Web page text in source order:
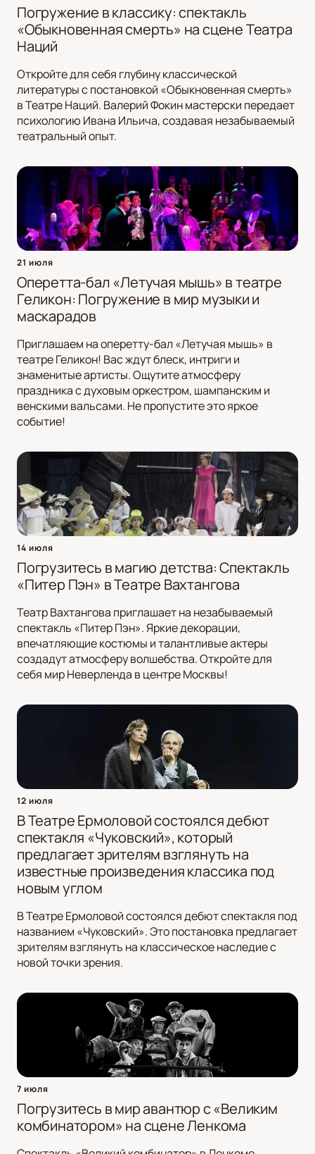
Погружение в классику: спектакль
«Обыкновенная смерть» на сцене Театра
Наций
Откройте для себя глубину классической
литературы с постановкой «Обыкновенная смерть»
в Театре Наций. Валерий Фокин мастерски передает
психологию Ивана Ильича, создавая незабываемый
театральный опыт.
21 июля
Оперетта-бал «Летучая мышь» в театре
Геликон: Погружение в мир музыки и
маскарадов
Приглашаем на оперетту-бал «Летучая мышь» в
театре Геликон! Вас ждут блеск, интриги и
знаменитые артисты. Ощутите атмосферу
праздника с духовым оркестром, шампанским и
венскими вальсами. Не пропустите это яркое
событие!
14 июля
Погрузитесь в магию детства: Спектакль
«Питер Пэн» в Театре Вахтангова
Театр Вахтангова приглашает на незабываемый
спектакль «Питер Пэн». Яркие декорации,
впечатляющие костюмы и талантливые актеры
создадут атмосферу волшебства. Откройте для
себя мир Неверленда в центре Москвы!
12 июля
В Театре Ермоловой состоялся дебют
спектакля «Чуковский», который
предлагает зрителям взглянуть на
известные произведения классика под
новым углом
В Театре Ермоловой состоялся дебют спектакля под
названием «Чуковский». Это постановка предлагает
зрителям взглянуть на классическое наследие с
новой точки зрения.
7 июля
Погрузитесь в мир авантюр с «Великим
комбинатором» на сцене Ленкома